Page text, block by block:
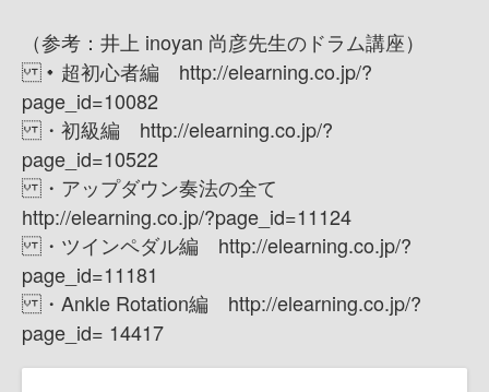
（参考：井上 inoyan 尚彦先生のドラム講座）
・超初心者編 http://elearning.co.jp/?
page_id=10082
・初級編 http://elearning.co.jp/?
page_id=10522
・アップダウン奏法の全て
http://elearning.co.jp/?page_id=11124
・ツインペダル編 http://elearning.co.jp/?
page_id=11181
・Ankle Rotation編 http://elearning.co.jp/?
page_id= 14417